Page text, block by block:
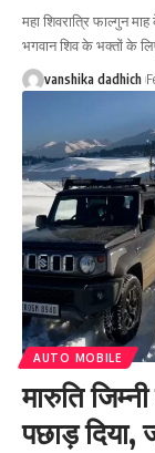
महा शिवरात्रि फाल्गुन
भगवान शिव के भक्तों के
vanshika dadhich
AUTO MOBILE
मारुति
पछाड़ दिया,